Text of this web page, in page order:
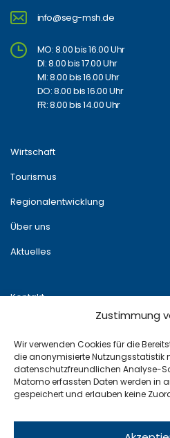
Zustimmung
Wir verwenden Cookies für die
die anonymisierte Nutzungsstatistik
datenschutzfreundlichen Analyse-
Matomo erfassten Daten werden in
gespeichert und erlauben keine
info@seg-msh.de
MO: 8.00 bis 16.00 Uhr
DI: 8.00 bis 17.00 Uhr
MI: 8.00 bis 16.00 Uhr
DO: 8.00 bis 16.00 Uhr
FR: 8.00 bis 14.00 Uhr
Wirtschaft
Tourismus
Regionalentwicklung
Über uns
Aktuelles
Kontakt
Impressum
Datenschutz
Die Personalstellen im